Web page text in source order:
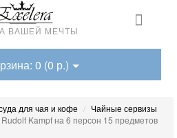
ВАШЕЙ МЕЧТЫ
0 (0 р.)
для чая и кофе
Чайные сервизы
Kampf на 6 персон 15 предметов